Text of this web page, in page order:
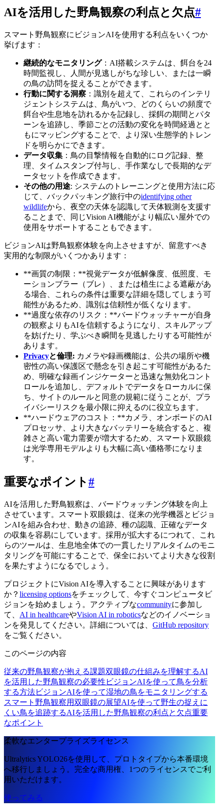
AIを活用した野鳥観察の利点と欠点#
スマート野鳥観察にビジョンAIを使用する利点をいくつか
挙げます：
継続的なモニタリング：AI搭載システムは、餌台を24
時間監視し、人間が見逃しがちな珍しい、または一瞬
の鳥の訪問を捉えることができます。
行動に関する洞察 ：識別を超えて、これらのインテリ
ジェントシステムは、鳥がいつ、どのくらいの頻度で
餌台や生息地を訪れるかを記録し、採餌の期間とパタ
ーンを追跡し、季節ごとの活動の変化を時間経過とと
もにマッピングすることで、より深い生態学的トレン
ドを明らかにできます。
データ収集 ：鳥の目撃情報を自動的にログ記録、整
理、タイムスタンプ付与し、手作業なしで長期的なデ
ータセットを作成できます。
その他の用途: システムのトレーニングと使用方法に応
じて、バックパッキング旅行中のidentifying other
wildlifeから、夜空の天体を認識して天体観測を支援す
ることまで、同じVision AI機能がより幅広い屋外での
使用をサポートすることもできます。
ビジョンAIは野鳥観察体験を向上させますが、留意すべき
実用的な制限がいくつかあります：
**画質の制限：**視覚データが低解像度、低照度、モ
ーションブラー（ブレ）、または植生による遮蔽があ
る場合、これらの条件は重要な詳細を隠してしまう可
能性があるため、識別は信頼性が低くなります。
**過度な依存のリスク：**バードウォッチャーが自身
の観察よりもAIを信頼するようになり、スキルアップ
を妨げたり、学ぶべき瞬間を見逃したりする可能性が
あります。
Privacyと倫理: カメラや録画機能は、公共の場所や機
密性の高い保護区で懸念を引き起こす可能性があるた
め、明確な録画インジケーターと迅速な無効化コント
ロールを追加し、デフォルトでデータをローカルに保
ち、サイトのルールと同意の規範に従うことが、プラ
イバシーリスクを最小限に抑えるのに役立ちます。
**ハードウェアのコスト：**カメラ、オンボードのAI
プロセッサ、より大きなバッテリーを統合すると、複
雑さと高い電力需要が増大するため、スマート双眼鏡
は光学専用モデルよりも大幅に高い価格帯になりま
す。
重要なポイント#
AIを活用した野鳥観察は、バードウォッチング体験を向上
させています。スマート双眼鏡は、従来の光学機器とビジョ
ンAIを組み合わせ、動きの追跡、種の認識、正確なデータ
の収集を容易にしています。採用が拡大するにつれて、これ
らのツールは、生息地全体での一貫したリアルタイムのモニ
タリングを可能にすることで、保全においてより大きな役割
を果たすようになるでしょう。
プロジェクトにVision AIを導入することに興味があります
か？ licensing optionsをチェックして、今すぐコンピュータビ
ジョンを始めましょう。アクティブなcommunityに参加し
て、 AI in healthcareやVision AI in roboticsなどのイノベーショ
ンを発見してください。詳細については、 GitHub repository
をご覧ください。
このページの内容
従来の野鳥観察が抱える課題双眼鏡の仕組みを理解するAI
を活用した野鳥観察の必要性 ビジョンAIを使って鳥を分析
する方法ビジョンAIを使って湿地の鳥をモニタリングする
スマート野鳥観察用双眼鏡の展望AIを使って野生の捉えに
くい鳥を追跡するAIを活用した野鳥観察の利点と欠点重要
なポイント
柔軟なエンタープライズライセンス
Ultralytics YOLO26を使用して、プロトタイプから本番環境
へ移行しましょう。完全な商用権、1つのライセンスでご利
用いただけます。
使ってみる